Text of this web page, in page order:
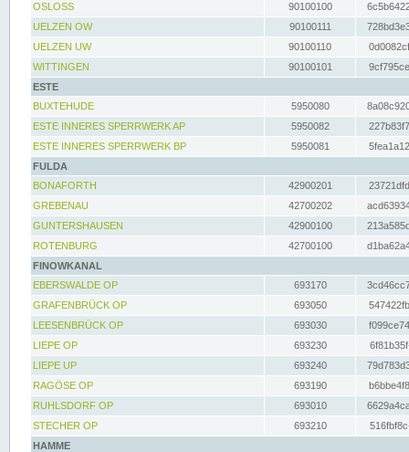
OSLOSS
90100100
UELZEN OW
90100111
UELZEN UW
90100110
WITTINGEN
90100101
ESTE
BUXTEHUDE
5950080
ESTE INNERES SPERRWERK AP
5950082
ESTE INNERES SPERRWERK BP
5950081
FULDA
BONAFORTH
42900201
GREBENAU
42700202
GUNTERSHAUSEN
42900100
ROTENBURG
42700100
FINOWKANAL
EBERSWALDE OP
693170
GRAFENBRÜCK OP
693050
LEESENBRÜCK OP
693030
LIEPE OP
693230
LIEPE UP
693240
RAGÖSE OP
693190
RUHLSDORF OP
693010
STECHER OP
693210
HAMME